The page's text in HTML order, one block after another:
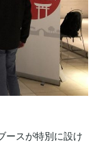
ースが特別に設け